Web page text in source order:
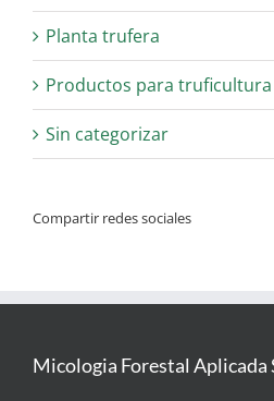
Planta trufera
Productos para truficultura
Sin categorizar
Compartir redes sociales
Micologia Forestal Aplicada